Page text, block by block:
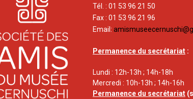
Tél. : 01 53 96 21 50
Fax : 01 53 96 21 96
Email:
Permanence du secrétariat :
Lundi : 12h-13h ; 14h-18h
Mercredi : 10h-13h ; 14h-16h
Permanence du secrétariat